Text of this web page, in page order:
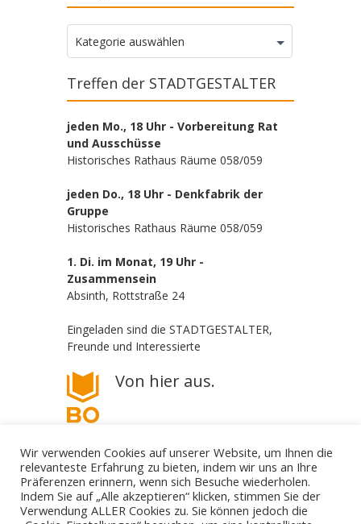
Kategorien
Kategorie auswählen
Treffen der STADTGESTALTER
jeden Mo., 18 Uhr - Vorbereitung Rat
und Ausschüsse
Historisches Rathaus Räume 058/059
jeden Do., 18 Uhr - Denkfabrik der
Gruppe
Historisches Rathaus Räume 058/059
1. Di. im Monat, 19 Uhr -
Zusammensein
Absinth, Rottstraße 24
Eingeladen sind die STADTGESTALTER,
Freunde und Interessierte
Von hier aus.
Wir verwenden Cookies auf unserer Website, um Ihnen die
relevanteste Erfahrung zu bieten, indem wir uns an Ihre
Präferenzen erinnern, wenn sich Besuche wiederholen.
Indem Sie auf „Alle akzeptieren“ klicken, stimmen Sie der
Verwendung ALLER Cookies zu. Sie können jedoch die